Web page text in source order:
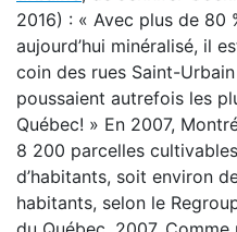
2016) : « Avec plus de 80
aujourd’hui minéralisé, il
coin des rues Saint-
poussaient autrefois les
Québec! » En 2007,
8 200 parcelles
d’habitants, soit environ
habitants, selon le